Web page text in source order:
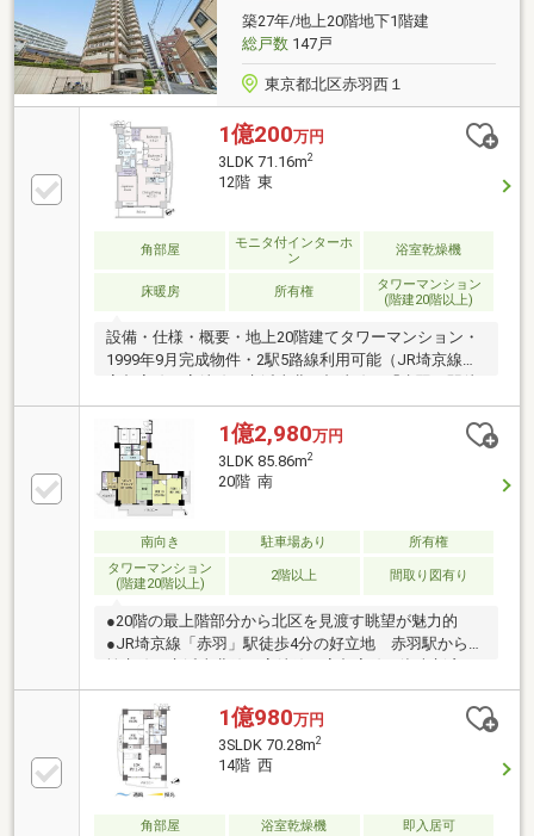
築27年/地上20階地下1階建
総戸数147戸
東京都北区赤羽西１
1億200万円
3LDK 71.16m2
12階 東
角部屋
モニタ付インターホ
ン
浴室乾燥機
床暖房 所有権
タワーマンション
(階建20階以上)
設備・仕様・概要・地上20階建てタワーマンション・
1999年9月完成物件・2駅5路線利用可能（JR埼京線、
歩４分・東京メトロ南北線「赤羽岩淵」駅徒歩１２
分）・東向き陽当たり良好・対面式キッチン・エレベ
ーター3基有・不在時に便利な宅配ボックス・安心の
オートロックシステム・二重床・二重天井・お子様の
ちょっとした遊び場に重宝する、敷地内公園「ポケッ
トパーク」是非一度お気軽にご覧くださいませ。
1億2,980万円
3LDK 85.86m2
20階 南
南向き 駐車場あり
所有権
タワーマンション
(階建20階以上)
2階以上 間取り図有り
●20階の最上階部分から北区を見渡す眺望が魅力的
●JR埼京線「赤羽」駅徒歩4分の好立地 赤羽駅からは
インが利用可能で 多方面へのマルチアクセスを実現
●東京メトロ南北線「赤羽岩淵」駅徒歩12分も利用可
能です●赤羽駅西口エリアは坂が多いエリアですが、
駅まで平坦で楽々アクセス●約85平米のゆったり
3LDK、LDKは約17帖、主寝室は約7帖のお広さを確保●
マンション1階・2階の店舗部分にはファミリーマート
赤羽並木通り店、エニタイムフィットネス赤羽店が
1億980万円
3SLDK 70.28m2
14階 西
角部屋 浴室乾燥機 即入居可